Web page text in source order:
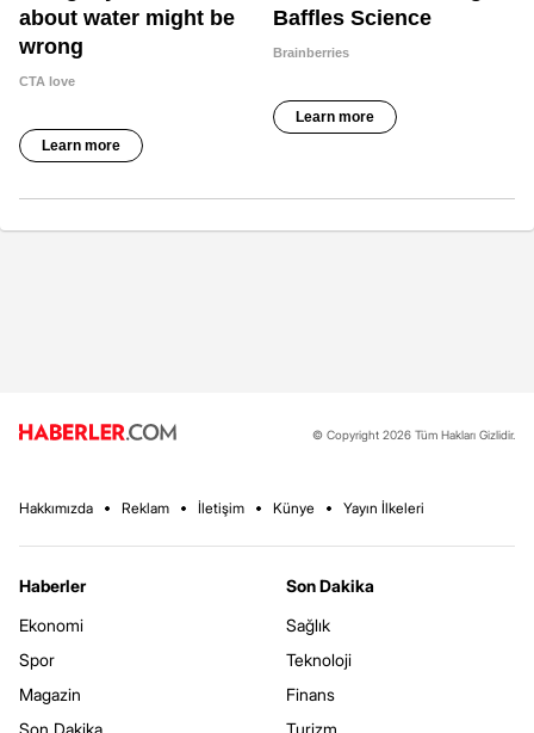
© Copyright 2026 Tüm Hakları Gizlidir.
Hakkımızda Reklam İletişim Künye Yayın İlkeleri
Haberler
Ekonomi
Spor
Magazin
Son Dakika
Sağlık
Teknoloji
Finans